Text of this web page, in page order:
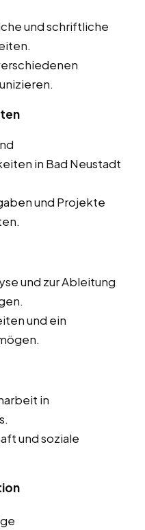
und schriftliche
in Bad Neustadt
und Projekte
und zur Ableitung
und ein
in
und soziale